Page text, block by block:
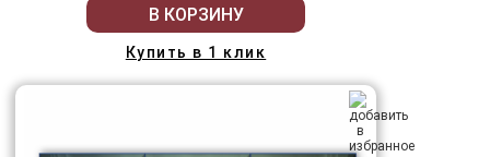
В КОРЗИНУ
Купить в 1 клик